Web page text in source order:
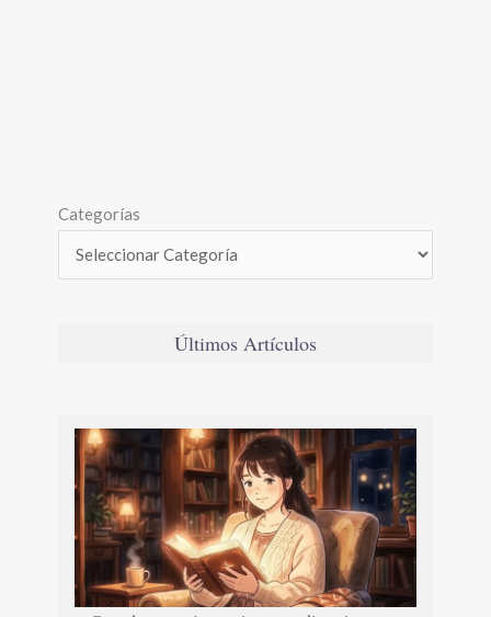
Categorías
Últimos Artículos